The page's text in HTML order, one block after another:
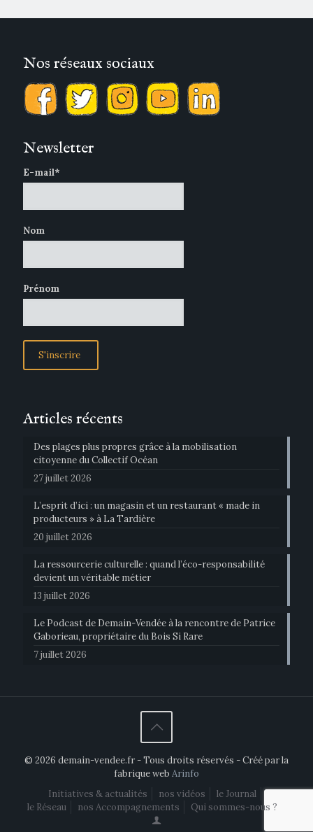
Nos réseaux sociaux
Newsletter
E-mail*
Nom
Prénom
Articles récents
Des plages plus propres grâce à la mobilisation
citoyenne du Collectif Océan
27 juillet 2026
L’esprit d’ici : un magasin et un restaurant « made in
producteurs » à La Tardière
20 juillet 2026
La ressourcerie culturelle : quand l’éco-responsabilité
devient un véritable métier
13 juillet 2026
Le Podcast de Demain-Vendée à la rencontre de Patrice
Gaborieau, propriétaire du Bois Si Rare
7 juillet 2026
© 2026 demain-vendee.fr - Tous droits réservés - Créé par la
fabrique web Arinfo
Initiatives & actualités
nos vidéos
le Journal
le Réseau
nos Accompagnements Qui sommes-nous ?